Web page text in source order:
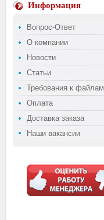
Информация
Вопрос-Ответ
О компании
Новости
Статьи
Требования к файлам
Оплата
Доставка заказа
Наши вакансии